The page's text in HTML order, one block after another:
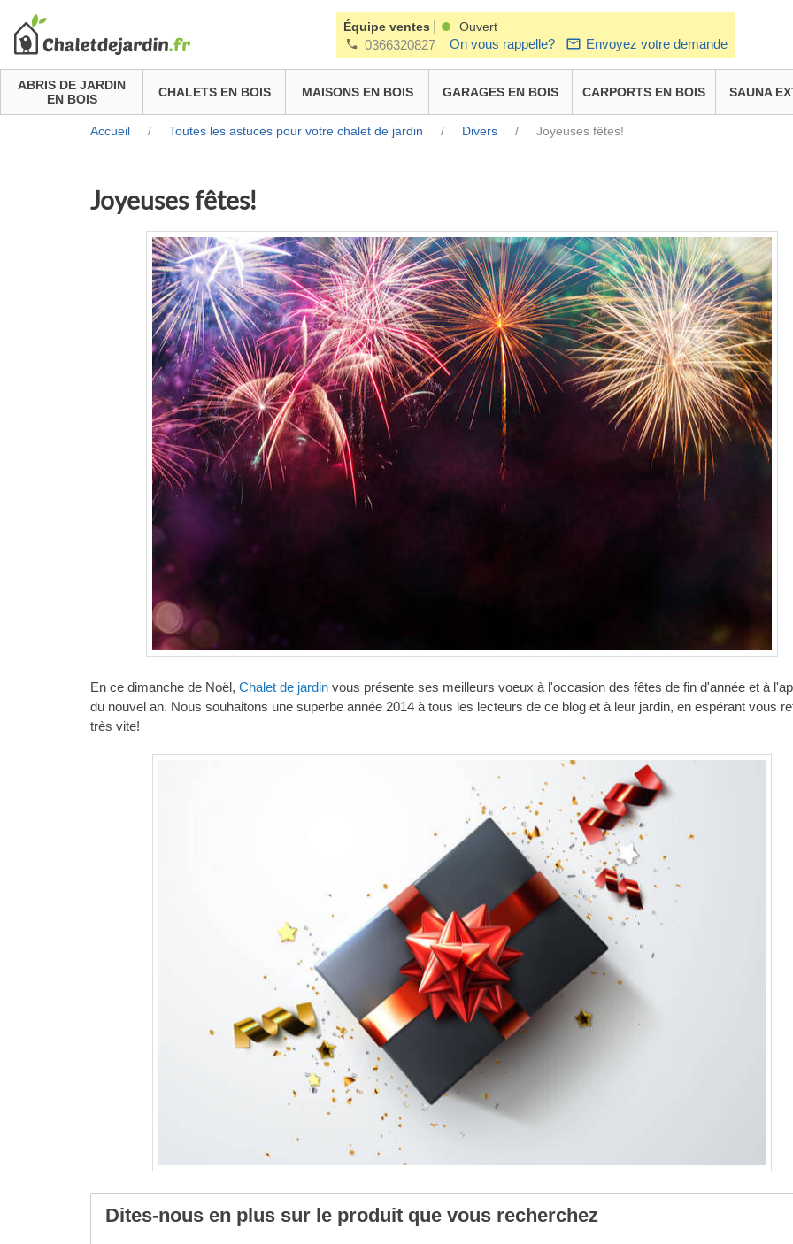
Équipe ventes Ouvert
0366320827 On vous rappelle? Envoyez votre demande
ABRIS DE JARDIN
EN BOIS
CHALETS EN BOIS MAISONS EN BOIS GARAGES EN BOIS CARPORTS EN BOIS SAUNA
Accueil / Toutes les astuces pour votre chalet de jardin / Divers / Joyeuses fêtes!
Joyeuses fêtes!
En ce dimanche de Noël, Chalet de jardin vous présente ses meilleurs voeux à l'occasion des fêtes de fin d'année et à
du nouvel an. Nous souhaitons une superbe année 2014 à tous les lecteurs de ce blog et à leur jardin, en espérant vous
très vite!
Dites-nous en plus sur le produit que vous recherchez